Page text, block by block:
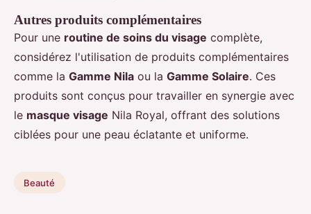
Autres produits complémentaires
Pour une routine de soins du visage complète,
considérez l'utilisation de produits complémentaires
comme la Gamme Nila ou la Gamme Solaire. Ces
produits sont conçus pour travailler en synergie avec
le masque visage Nila Royal, offrant des solutions
ciblées pour une peau éclatante et uniforme.
Beauté